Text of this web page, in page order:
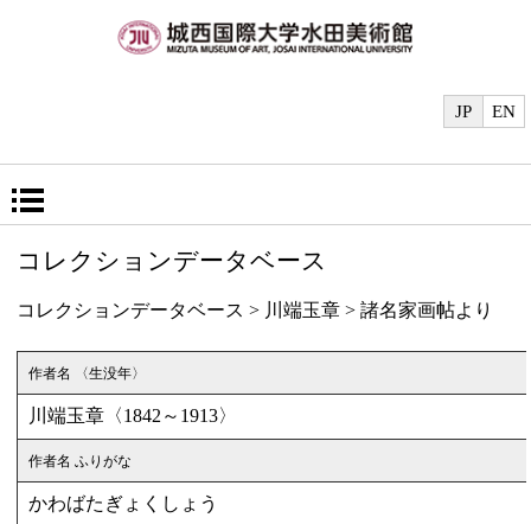
EN
JP
コレクションデータベース
コレクションデータベース > 川端玉章> 諸名家画帖より
作者名 〈生没年〉
川端玉章〈1842～1913〉
作者名 ふりがな
かわばたぎょくしょう